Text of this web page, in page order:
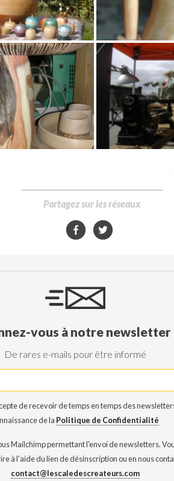
Partagez sur les réseaux
vous à notre newsletter
De rares e-mails pour être informé
de recevoir de temps en temps des
de la Politique de Confidentialité
Mailchimp permettant l'envoi de newsletters.
à l'aide du lien de désinscription ou en nous
contact@lescaledescreateurs.com